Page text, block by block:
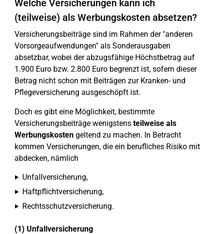
Welche Versicherungen kann ich
(teilweise) als Werbungskosten absetzen?
Versicherungsbeiträge sind im Rahmen der "anderen
Vorsorgeaufwendungen" als Sonderausgaben
absetzbar, wobei der abzugsfähige Höchstbetrag auf
1.900 Euro bzw. 2.800 Euro begrenzt ist, sofern dieser
Betrag nicht schon mit Beiträgen zur Kranken- und
Pflegeversicherung ausgeschöpft ist.
Doch es gibt eine Möglichkeit, bestimmte
Versicherungsbeiträge wenigstens teilweise als
Werbungskosten geltend zu machen. In Betracht
kommen Versicherungen, die ein berufliches Risiko mit
abdecken, nämlich
Unfallversicherung,
Haftpflichtversicherung,
Rechtsschutzversicherung.
(1) Unfallversicherung